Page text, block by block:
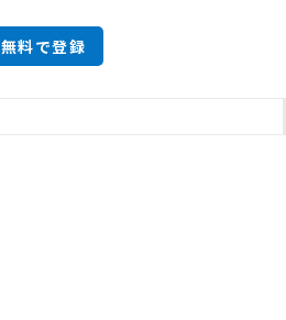
無料で登録